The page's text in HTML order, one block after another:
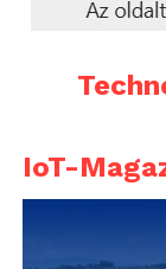
IoT-